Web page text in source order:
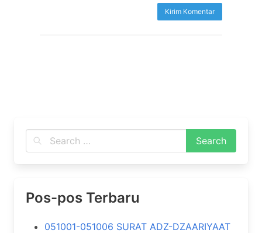
Pos-pos Terbaru
051001-051006 SURAT ADZ-DZAARIYAAT